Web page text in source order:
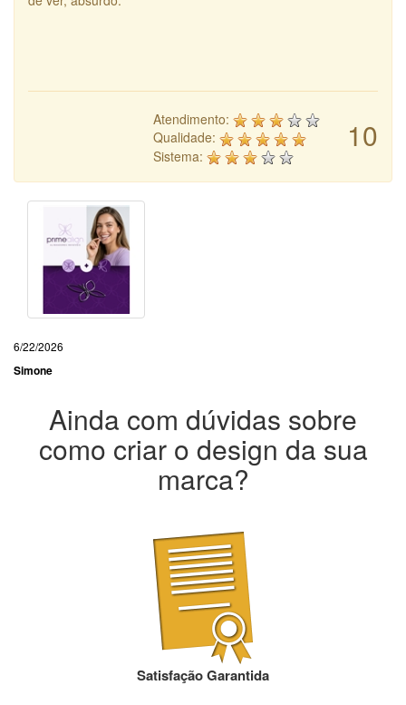
10
Atendimento:
Qualidade:
Sistema:
6/22/2026
Simone
Ainda com dúvidas sobre
como criar o design da sua
marca?
Satisfação Garantida